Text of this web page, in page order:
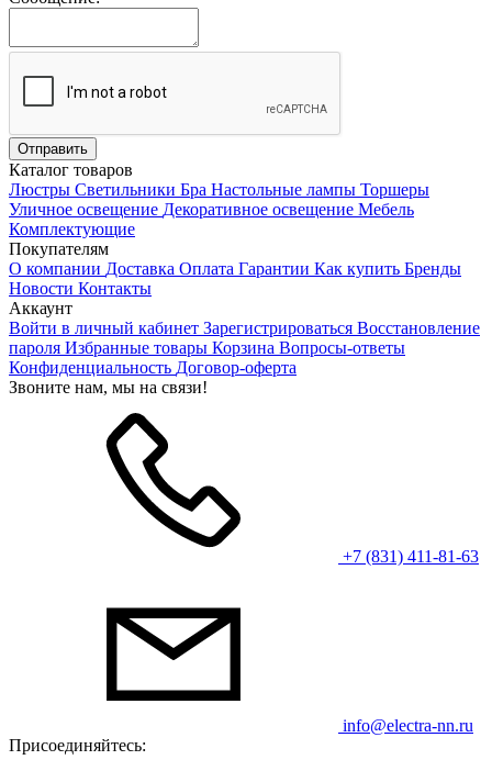
Каталог товаров
Люстры Светильники Бра Настольные лампы Торшеры
Уличное освещение Декоративное освещение Мебель
Комплектующие
Покупателям
О компании Доставка Оплата Гарантии Как купить Бренды
Новости Контакты
Аккаунт
Войти в личный кабинет Зарегистрироваться Восстановление
пароля Избранные товары Корзина Вопросы-ответы
Конфиденциальность Договор-оферта
Звоните нам, мы на связи!
+7 (831) 411-81-63
info@electra-nn.ru
Присоединяйтесь: